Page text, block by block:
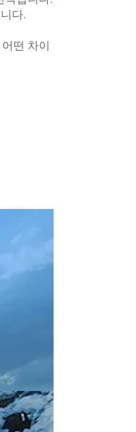
다.
떤 차이